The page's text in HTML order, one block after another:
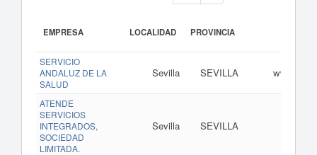
EMPRESA LOCALIDAD PROVINCIA
SERVICIO
ANDALUZ DE LA
SALUD
Sevilla SEVILLA
ATENDE
SERVICIOS
INTEGRADOS,
SOCIEDAD
LIMITADA.
Sevilla SEVILLA